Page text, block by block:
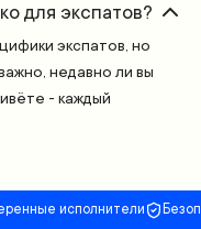
для экспатов?
экспатов, но
недавно ли вы
- каждый
исполнители